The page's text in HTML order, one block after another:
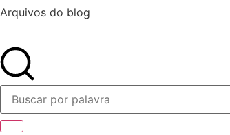
Arquivos do blog